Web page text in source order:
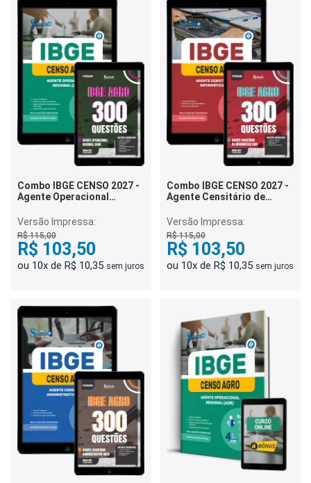
Combo IBGE CENSO 2027 -
Agente Operacional
Versão Impressa:
R$ 115,00
R$ 103,50
ou 10x de R$ 10,35 sem juros
Combo IBGE CENSO 2027 -
Agente Censitário de
Versão Impressa:
R$ 115,00
R$ 103,50
ou 10x de R$ 10,35 sem juros